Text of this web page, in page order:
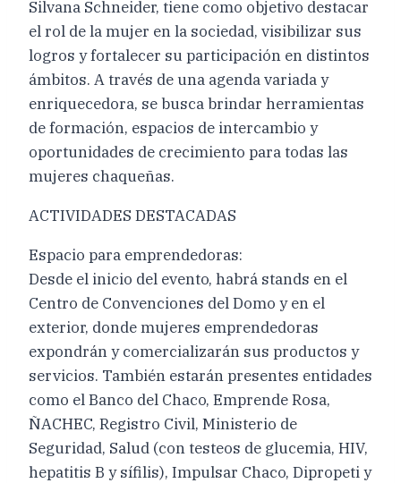
Silvana Schneider, tiene como objetivo destacar
el rol de la mujer en la sociedad, visibilizar sus
logros y fortalecer su participación en distintos
ámbitos. A través de una agenda variada y
enriquecedora, se busca brindar herramientas
de formación, espacios de intercambio y
oportunidades de crecimiento para todas las
mujeres chaqueñas.
ACTIVIDADES DESTACADAS
Espacio para emprendedoras:
Desde el inicio del evento, habrá stands en el
Centro de Convenciones del Domo y en el
exterior, donde mujeres emprendedoras
expondrán y comercializarán sus productos y
servicios. También estarán presentes entidades
como el Banco del Chaco, Emprende Rosa,
ÑACHEC, Registro Civil, Ministerio de
Seguridad, Salud (con testeos de glucemia, HIV,
hepatitis B y sífilis), Impulsar Chaco, Dipropeti y